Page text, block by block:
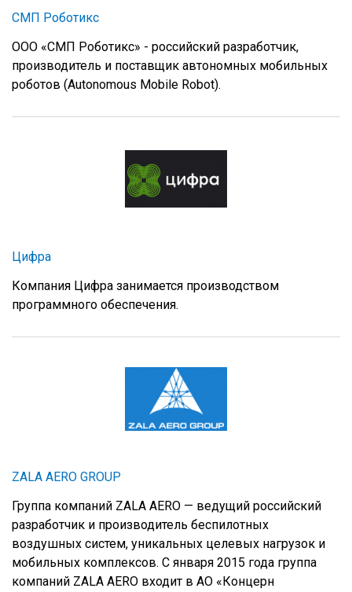
СМП Роботикс
ООО «СМП Роботикс» - российский разработчик,
производитель и поставщик автономных мобильных
роботов (Autonomous Mobile Robot).
Цифра
Компания Цифра занимается производством
программного обеспечения.
ZALA AERO GROUP
Группа компаний ZALA AERO — ведущий российский
разработчик и производитель беспилотных
воздушных систем, уникальных целевых нагрузок и
мобильных комплексов. С января 2015 года группа
компаний ZALA AERO входит в АО «Концерн